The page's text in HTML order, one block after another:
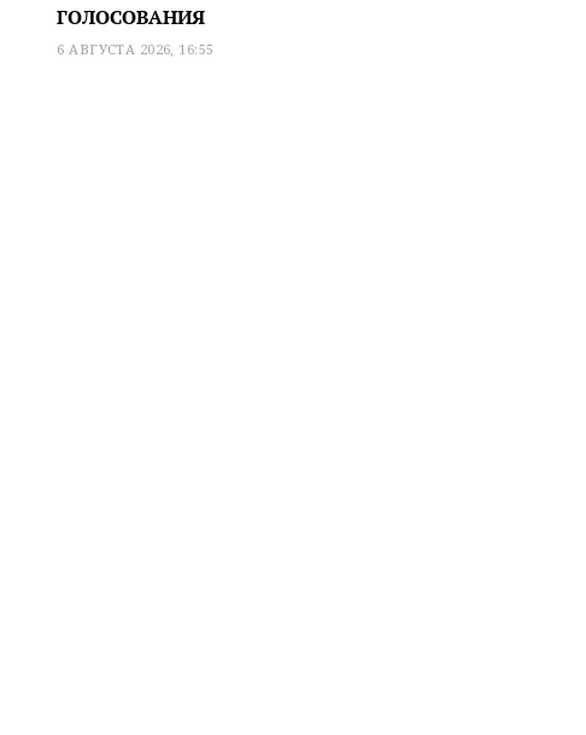
ГОЛОСОВАНИЯ
6 АВГУСТА 2026, 16:55